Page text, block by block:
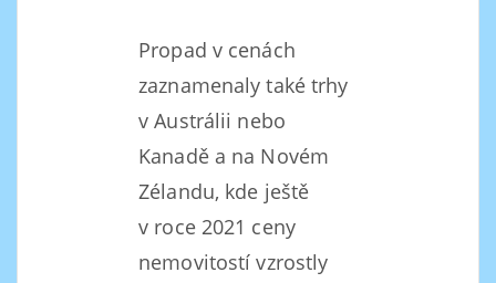
Propad v cenách
zaznamenaly také trhy
v Austrálii nebo
Kanadě a na Novém
Zélandu, kde ještě
v roce 2021 ceny
nemovitostí vzrostly